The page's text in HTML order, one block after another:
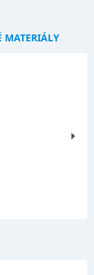
MATERIÁLY